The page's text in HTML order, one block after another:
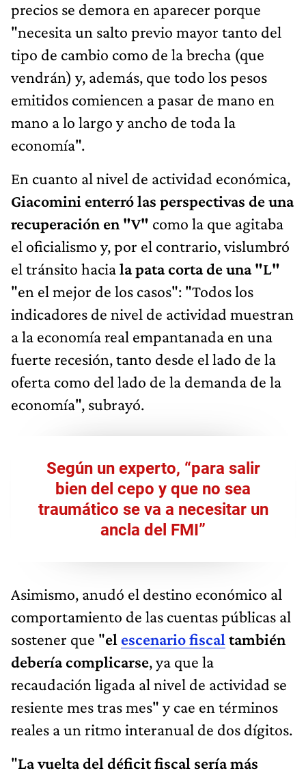
precios se demora en aparecer porque
"necesita un salto previo mayor tanto del
tipo de cambio como de la brecha (que
vendrán) y, además, que todo los pesos
emitidos comiencen a pasar de mano en
mano a lo largo y ancho de toda la
economía".
En cuanto al nivel de actividad económica,
Giacomini enterró las perspectivas de una
recuperación en "V" como la que agitaba
el oficialismo y, por el contrario, vislumbró
el tránsito haciala pata corta de una "L"
"en el mejor de los casos": "Todos los
indicadores de nivel de actividad muestran
a la economía real empantanada en una
fuerte recesión, tanto desde el lado de la
oferta como del lado de la demanda de la
economía", subrayó.
Según un experto, “para salir
bien del cepo y que no sea
traumático se va a necesitar un
ancla del FMI”
Asimismo, anudó el destino económico al
comportamiento de las cuentas públicas al
sostener que "el escenario fiscal también
debería complicarse, ya que la
recaudación ligada al nivel de actividad se
resiente mes tras mes" y cae en términos
reales a un ritmo interanual de dos dígitos.
"La vuelta del déficit fiscal sería más